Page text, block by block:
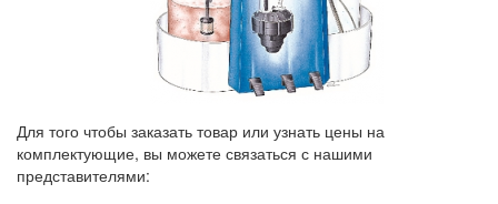
Для того чтобы заказать товар или узнать цены на
комплектующие, вы можете связаться с нашими
представителями: